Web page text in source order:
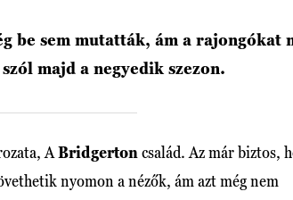
be sem mutatták, ám a rajongókat
majd a negyedik szezon.
ABridgerton család. Az már biztos,
nyomon a nézők, ám azt még nem